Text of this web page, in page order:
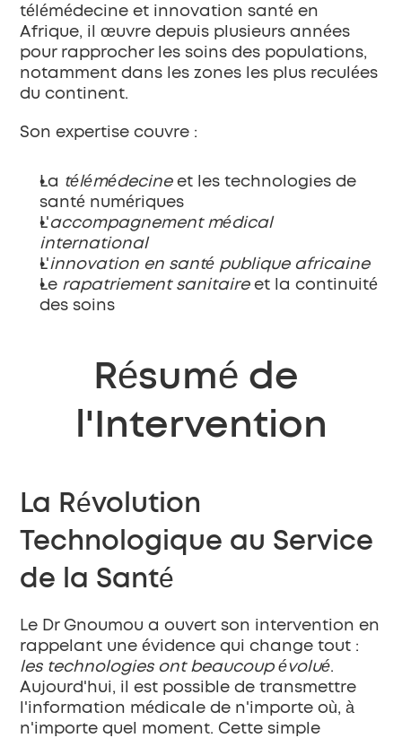
télémédecine et innovation santé en
Afrique, il œuvre depuis plusieurs années
pour rapprocher les soins des populations,
notamment dans les zones les plus reculées
du continent.
Son expertise couvre :
La télémédecine et les technologies de
santé numériques
L'accompagnement médical
international
L'innovation en santé publique africaine
Le rapatriement sanitaire et la continuité
des soins
Résumé de
l'Intervention
La Révolution
Technologique au Service
de la Santé
Le Dr Gnoumou a ouvert son intervention en
les technologies ont beaucoup évolué.
Aujourd'hui, il est possible de transmettre
l'information médicale de n'importe où, à
n'importe quel moment. Cette simple